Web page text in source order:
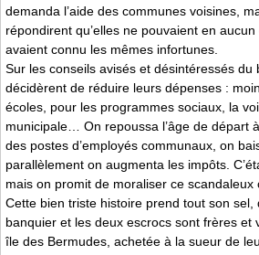
demanda l’aide des communes voisines,
répondirent qu’elles ne pouvaient en aucun
avaient connu les mêmes infortunes.
Sur les conseils avisés et désintéressés du
décidèrent de réduire leurs dépenses :
écoles, pour les programmes sociaux, la
municipale… On repoussa l’âge de départ
des postes d’employés communaux, on
parallèlement on augmenta les impôts.
mais on promit de moraliser ce scandaleux
Cette bien triste histoire prend tout son sel,
banquier et les deux escrocs sont frères et
île des Bermudes, achetée à la sueur de